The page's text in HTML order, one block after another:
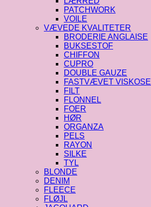
PATCHWORK
VOILE
VÆVEDE KVALITETER
BRODERIE ANGLAISE
BUKSESTOF
CHIFFON
CUPRO
DOUBLE GAUZE
FASTVÆVET VISKOSE
FILT
FLONNEL
FOER
HØR
ORGANZA
PELS
RAYON
SILKE
TYL
BLONDE
DENIM
FLEECE
FLØJL